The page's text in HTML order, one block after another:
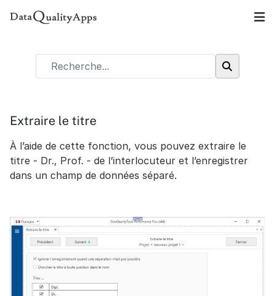
Extraire le titre
À l’aide de cette fonction, vous pouvez extraire le
titre - Dr., Prof. - de l’interlocuteur et l’enregistrer
dans un champ de données séparé.